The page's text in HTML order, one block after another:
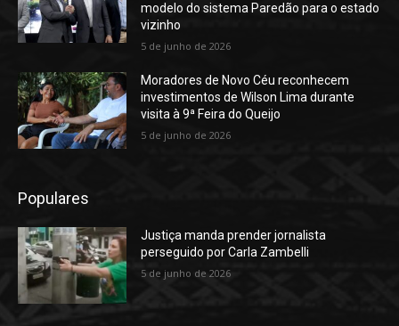
modelo do sistema Paredão para o estado
vizinho
5 de junho de 2026
Moradores de Novo Céu reconhecem
investimentos de Wilson Lima durante
visita à 9ª Feira do Queijo
5 de junho de 2026
Populares
Justiça manda prender jornalista
perseguido por Carla Zambelli
5 de junho de 2026